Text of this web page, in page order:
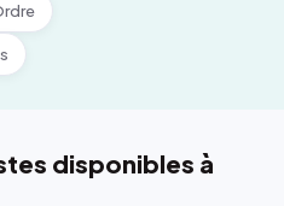
disponibles à